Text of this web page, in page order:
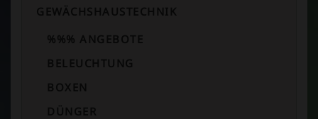
GEWÄCHSHAUSTECHNIK
%%% ANGEBOTE
BELEUCHTUNG
BOXEN
DÜNGER